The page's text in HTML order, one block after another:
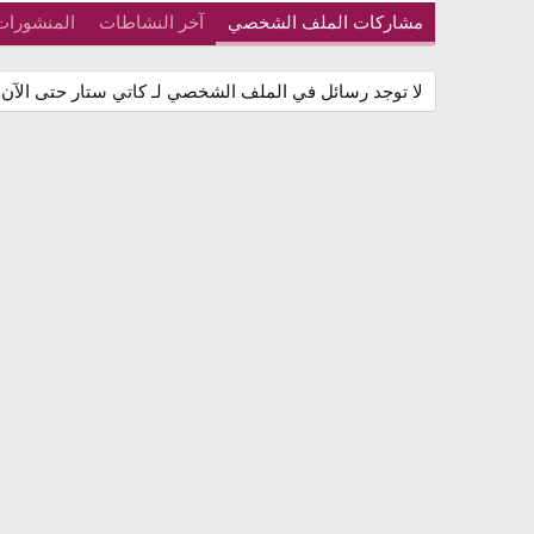
مشاركات الملف الشخصي آخر النشاطات
لا توجد رسائل في الملف الشخصي لـ كاتي ستار حتى